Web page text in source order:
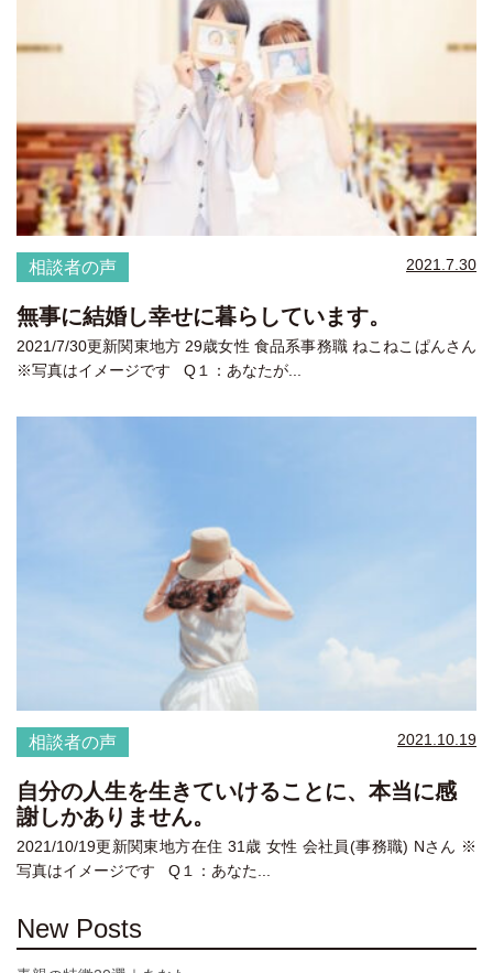
相談者の声 2021.7.30
無事に結婚し幸せに暮らしています。
2021/7/30更新関東地方 29歳女性 食品系事務職 ねこねこぱんさん
※写真はイメージです Q１：あなたが...
相談者の声 2021.10.19
自分の人生を生きていけることに、本当に感
謝しかありません。
2021/10/19更新関東地方在住 31歳 女性 会社員(事務職) Nさん ※
写真はイメージです Q１：あなた...
New Posts